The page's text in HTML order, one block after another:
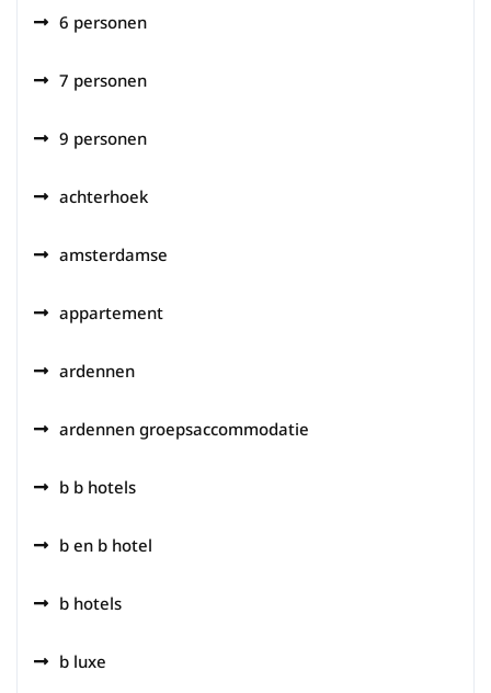
6 personen
7 personen
9 personen
achterhoek
amsterdamse
appartement
ardennen
ardennen groepsaccommodatie
b b hotels
b en b hotel
b hotels
b luxe